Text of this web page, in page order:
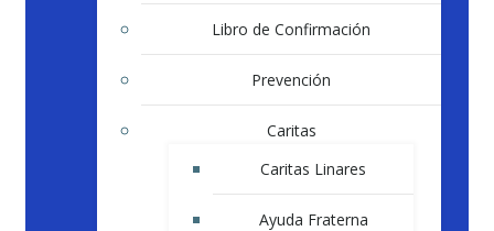
Libro de Confirmación
Prevención
Caritas
Caritas Linares
Ayuda Fraterna